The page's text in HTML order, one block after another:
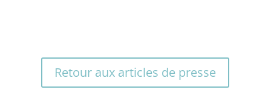
Retour aux articles de presse